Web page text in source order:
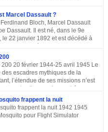
et qui porte encore son nom,
Dassault en 1946. Retour sur le
et militaire. De la première guerre
début de la première guerre
d’études aéronautiques avec son
Marcel Dassault ?
Bloch, Marcel Dassault
Dassault. Il est né, dans le 9e
le 22 janvier 1892 et est décédé à
politique français. Enfance et
d’Adolphe Bloch et de Noémie
premier est mort à son jeune âge,
générale d’armée et le troisième,
exécuté en déportation […]
200 20 février 1944-25 avril 1945 Le
des escadres mythiques de la
l’étendue de ses missions n’est
et cette escadre peut évoquer
d’intérêts : patrouille
du commencement : le nom.
200, signifie littéralement »
combat « , c’est un peu vague.
du KG 200, sous cette
frappent la nuit
frappent la nuit 1942 1945
pour Flight Simulator